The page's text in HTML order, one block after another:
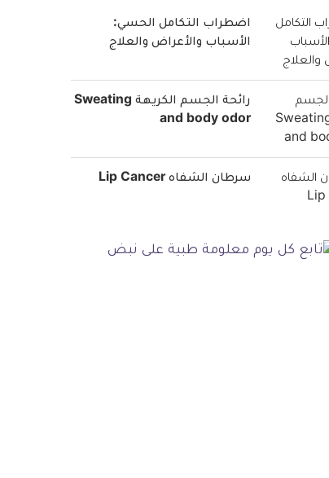
اضطراب التكامل الحسي:
الأسباب والأعراض والعلاج
رائحة الجسم الكريهة Sweating
and body odor
سرطان الشفاه Lip Cancer